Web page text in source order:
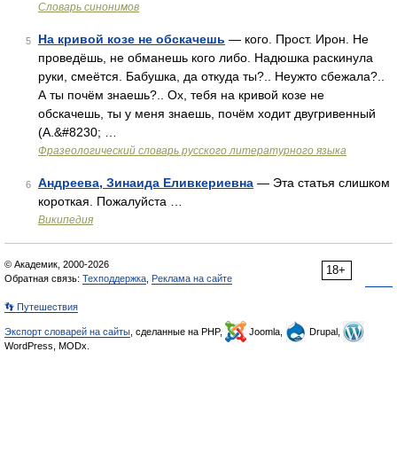
Словарь синонимов
5 На кривой козе не обскачешь — кого. Прост. Ирон. Не
проведёшь, не обманешь кого либо. Надюшка раскинула
руки, смеётся. Бабушка, да откуда ты?.. Неужто сбежала?..
А ты почём знаешь?.. Ох, тебя на кривой козе не
обскачешь, ты у меня знаешь, почём ходит двугривенный
(А.&#8230; …
Фразеологический словарь русского литературного языка
6 Андреева, Зинаида Еливкериевна — Эта статья слишком
короткая. Пожалуйста …
Википедия
18+
© Академик, 2000-2026
Обратная связь: Техподдержка Реклама на сайте
👣 Путешествия
Экспорт словарей на сайты , сделанные на PHP, Joomla,
Drupal,
WordPress, MODx.